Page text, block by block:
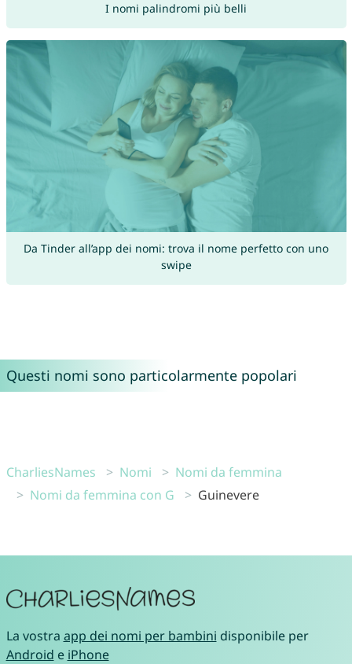
I nomi palindromi più belli
Da Tinder all’app dei nomi: trova il nome perfetto con uno
swipe
Questi nomi sono particolarmente popolari
CharliesNames Nomi
Nomi da femmina
Nomi da femmina con G
Guinevere
La vostra app dei nomi per bambini disponibile per
Android e iPhone